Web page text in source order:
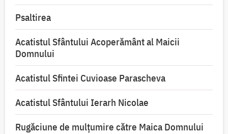
Psaltirea
Acatistul Sfântului Acoperământ al Maicii
Domnului
Acatistul Sfintei Cuvioase Parascheva
Acatistul Sfântului Ierarh Nicolae
Rugăciune de mulţumire către Maica Domnului